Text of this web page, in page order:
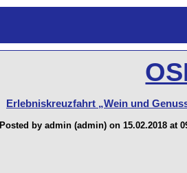
Erlebniskreuzfahrt „Wein und
Posted by admin (admin) on 15.02.2018 at